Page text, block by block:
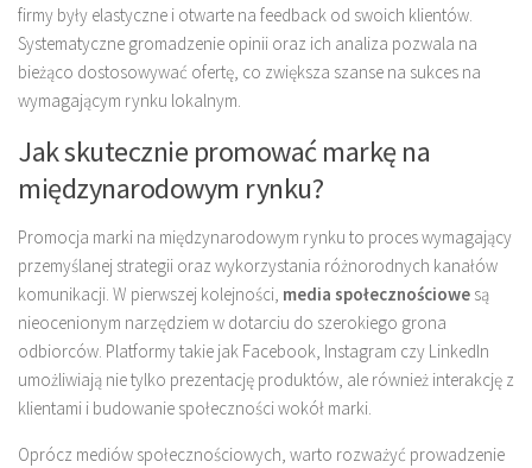
firmy były elastyczne i otwarte na feedback od swoich klientów.
Systematyczne gromadzenie opinii oraz ich analiza pozwala na
bieżąco dostosowywać ofertę, co zwiększa szanse na sukces na
wymagającym rynku lokalnym.
Jak skutecznie promować markę na
międzynarodowym rynku?
Promocja marki na międzynarodowym rynku to proces wymagający
przemyślanej strategii oraz wykorzystania różnorodnych kanałów
komunikacji. W pierwszej kolejności, media społecznościowe są
nieocenionym narzędziem w dotarciu do szerokiego grona
odbiorców. Platformy takie jak Facebook, Instagram czy LinkedIn
umożliwiają nie tylko prezentację produktów, ale również interakcję z
klientami i budowanie społeczności wokół marki.
Oprócz mediów społecznościowych, warto rozważyć prowadzenie